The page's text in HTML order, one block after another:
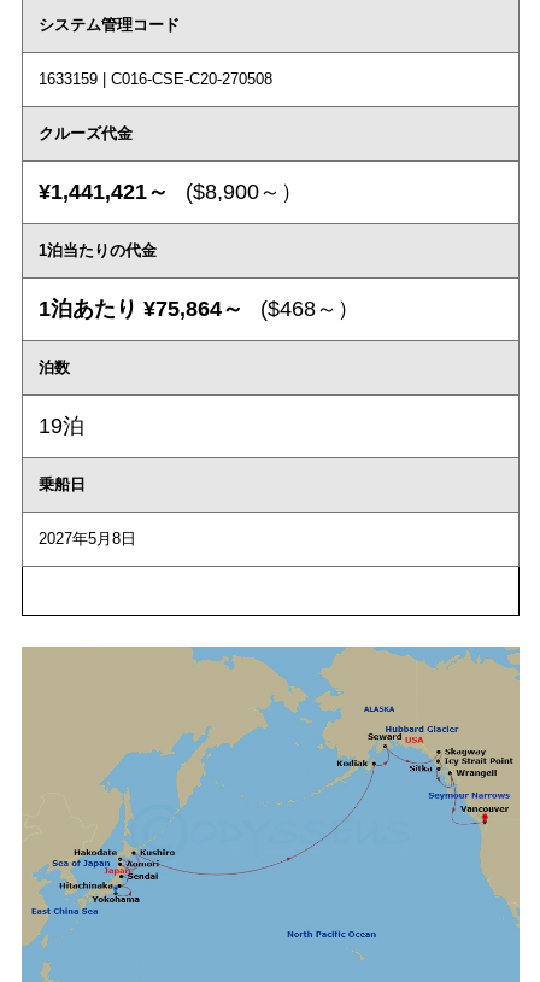
システム管理コード
1633159 | C016-CSE-C20-270508
クルーズ代金
¥1,441,421～ ($8,900～）
1泊当たりの代金
1泊あたり ¥75,864～ ($468～）
泊数
19泊
乗船日
2027年5月8日